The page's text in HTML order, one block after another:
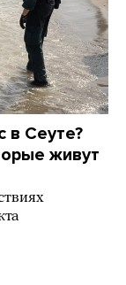
в Сеуте?
живут